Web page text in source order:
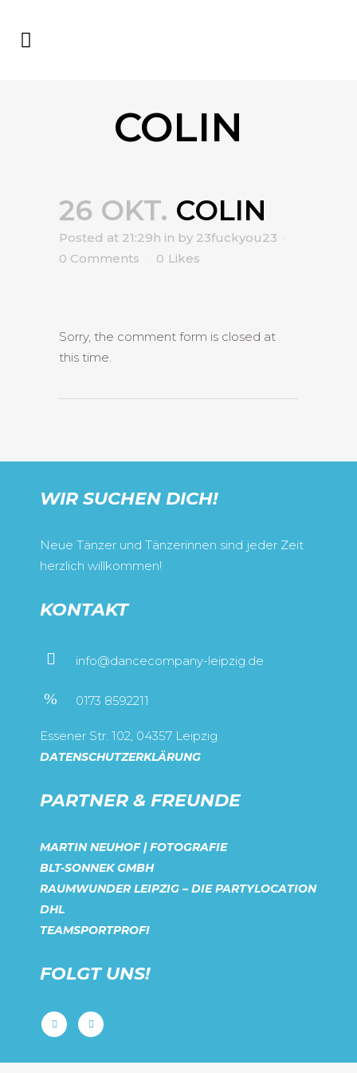
COLIN
26 OKT. COLIN
Posted at 21:29h in by 23fuckyou23
0 Comments
0 Likes
Sorry, the comment form is closed at
this time.
WIR SUCHEN DICH!
Neue Tänzer und Tänzerinnen sind jeder Zeit
herzlich willkommen!
KONTAKT
info@dancecompany-leipzig.de
0173 8592211
Essener Str. 102, 04357 Leipzig
DATENSCHUTZERKLÄRUNG
PARTNER & FREUNDE
MARTIN NEUHOF | FOTOGRAFIE
BLT-SONNEK GMBH
RAUMWUNDER LEIPZIG – DIE PARTYLOCATION
DHL
TEAMSPORTPROFI
FOLGT UNS!